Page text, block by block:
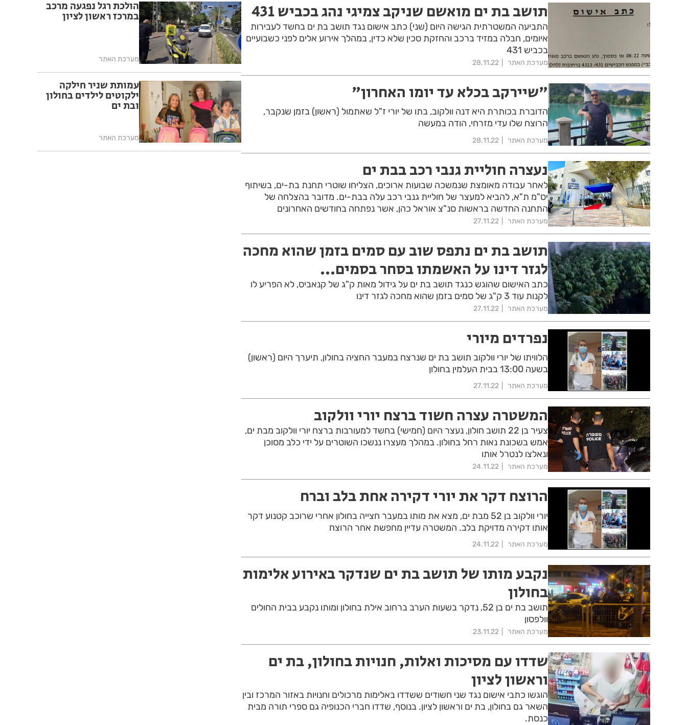
תושב בת ים מואשם שניקב צמיגי נהג בכביש 431
התביעה המשטרתית הגישה היום (שני) כתב אישום נגד תושב בת ים בחשד לעבירות
איומים, חבלה במזיד ברכב והחזקת סכין שלא כדין, במהלך אירוע אלים לפני כשבועיים
בכביש 431
מערכת האתר 28.11.22
"שיירקב בכלא עד יומו האחרון"
הדוברת בכותרת היא דנה וולקוב, בתו של יורי ז"ל שאתמול (ראשון) בזמן שנקבר,
הרוצח שלו עדי מזרחי, הודה במעשה
מערכת האתר 28.11.22
נעצרה חוליית גנבי רכב בבת ים
לאחר עבודה מאומצת שנמשכה שבועות ארוכים, הצליחו שוטרי תחנת בת-ים, בשיתוף
יס"מ ת"א, להביא למעצר של חוליית גנבי רכב עלה בבת-ים. מדובר בהצלחה של
התחנה החדשה בראשות סנ"צ אוראל כהן, אשר נפתחה בחודשים האחרונים
מערכת האתר 27.11.22
תושב בת ים נתפס שוב עם סמים בזמן שהוא מחכה
לגזר דינו על האשמתו בסחר בסמים...
כתב האישום שהוגש כנגד תושב בת ים על גידול מאות ק"ג של קנאביס, לא הפריע לו
לקנות עוד 3 ק"ג של סמים בזמן שהוא מחכה לגזר דינו
מערכת האתר 27.11.22
נפרדים מיורי
הלוויתו של יורי וולקוב תושב בת ים שנרצח במעבר החציה בחולון, תיערך היום (ראשון)
בשעה 13:00 בבית העלמין בחולון
מערכת האתר 27.11.22
המשטרה עצרה חשוד ברצח יורי וולקוב
צעיר בן 22 תושב חולון, נעצר היום (חמישי) בחשד למעורבות ברצח יורי וולקוב מבת ים,
אמש בשכונת נאות רחל בחולון. במהלך מעצרו ננשכו השוטרים על ידי כלב מסוכן
ונאלצו לנטרל אותו
מערכת האתר 24.11.22
הרוצח דקר את יורי דקירה אחת בלב וברח
יורי וולקוב בן 52 מבת ים, מצא את מותו במעבר חצייה בחולון אחרי שרוכב קטנוע דקר
אותו דקירה מדויקת בלב. המשטרה עדיין מחפשת אחר הרוצח
מערכת האתר 24.11.22
נקבע מותו של תושב בת ים שנדקר באירוע אלימות
בחולון
תושב בת ים בן 52, נדקר בשעות הערב ברחוב אילת בחולון ומותו נקבע בבית החולים
וולפסון
מערכת האתר 23.11.22
שדדו עם מסיכות ואלות, חנויות בחולון, בת ים
וראשון לציון
הוגשו כתבי אישום נגד שני חשודים ששדדו באלימות מרכולים וחנויות באזור המרכז ובין
השאר גם בחולון, בת ים וראשון לציון. בנוסף, שדדו חברי הכנופיה גם ספרי תורה מבית
כנסת.
הולכת רגל נפגעה מרכב
במרכז ראשון לציון
מערכת האתר
עמותת שניר חילקה
ילקוטים לילדים בחולון
ובת ים
מערכת האתר